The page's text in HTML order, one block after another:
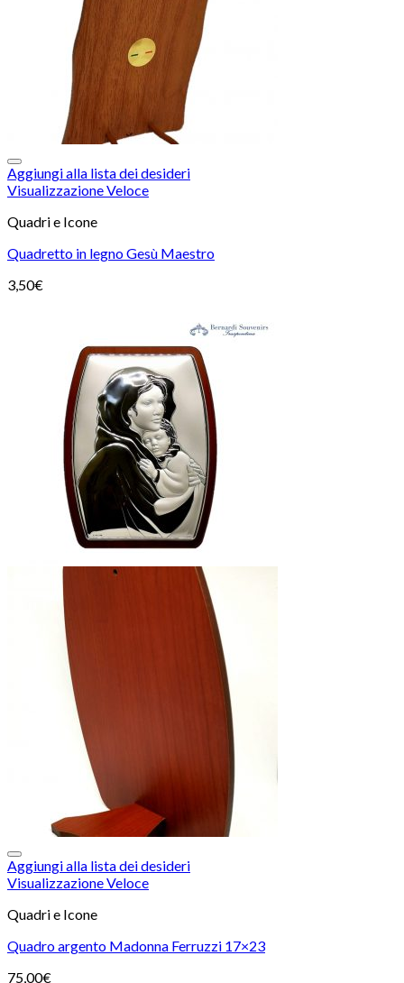
Aggiungi alla lista dei desideri
Visualizzazione Veloce
Quadri e Icone
Quadretto in legno Gesù Maestro
3,50€
Aggiungi alla lista dei desideri
Visualizzazione Veloce
Quadri e Icone
Quadro argento Madonna Ferruzzi 17×23
75,00€